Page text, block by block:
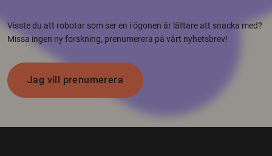
Visste du att robotar som ser en i ögonen är lättare att snacka med?
Missa ingen ny forskning, prenumerera på vårt nyhetsbrev!
Jag vill prenumerera